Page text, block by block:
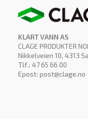
KLART VANN AS
CLAGE PRODUKTER
Nikkelveien 10, 4313
Tlf.: 47 65 66 00
Epost: post@clage.no